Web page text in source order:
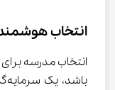
انتخاب
انتخاب مدرسه